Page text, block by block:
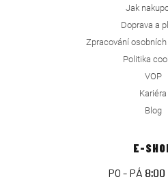
Jak
Doprava a
Zpracování osobních
Politika
VOP
Kariéra
Blog
E-
PO - PÁ 8:00